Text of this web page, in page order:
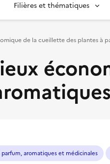
Filières et thématiques
de la cueillette des plantes à
parfum, aromatiques et médicinales